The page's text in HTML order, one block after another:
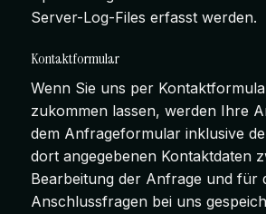
Server-Log-Files erfasst werden.
Kontaktformular
Wenn Sie uns per
zukommen lassen, werden Ihre
dem Anfrageformular inklusive
dort angegebenen Kontaktdaten
Bearbeitung der Anfrage und für
Anschlussfragen bei uns